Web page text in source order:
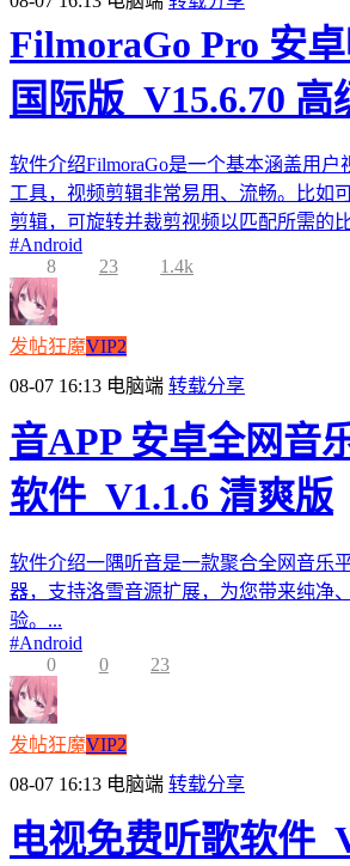
FilmoraGo Pro 安
国际版_V15.6.70 高
软件介绍FilmoraGo是一个基本涵盖用户
工具，视频剪辑非常易用、流畅。比如
剪辑，可旋转并裁剪视频以匹配所需的
#Android
8
23 1.4k
发帖狂魔VIP2
08-07 16:13 电脑端 转载分享
音APP 安卓全网音
软件_V1.1.6 清爽版
软件介绍一隅听音是一款聚合全网音乐
器，支持洛雪音源扩展，为您带来纯净
验。...
#Android
0
0 23
发帖狂魔VIP2
08-07 16:13 电脑端 转载分享
电视免费听歌软件